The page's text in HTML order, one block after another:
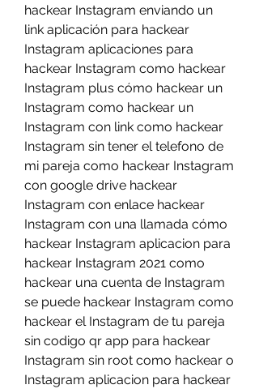
hackear Instagram enviando un
link aplicación para hackear
Instagram aplicaciones para
hackear Instagram como hackear
Instagram plus cómo hackear un
Instagram como hackear un
Instagram con link como hackear
Instagram sin tener el telefono de
mi pareja como hackear Instagram
con google drive hackear
Instagram con enlace hackear
Instagram con una llamada cómo
hackear Instagram aplicacion para
hackear Instagram 2021 como
hackear una cuenta de Instagram
se puede hackear Instagram como
hackear el Instagram de tu pareja
sin codigo qr app para hackear
Instagram sin root como hackear o
Instagram aplicacion para hackear